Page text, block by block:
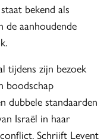
bekend als
de aanhoudende
tijdens zijn bezoek
boodschap
dubbele standaarden
Israël in haar
Schrijft Levent